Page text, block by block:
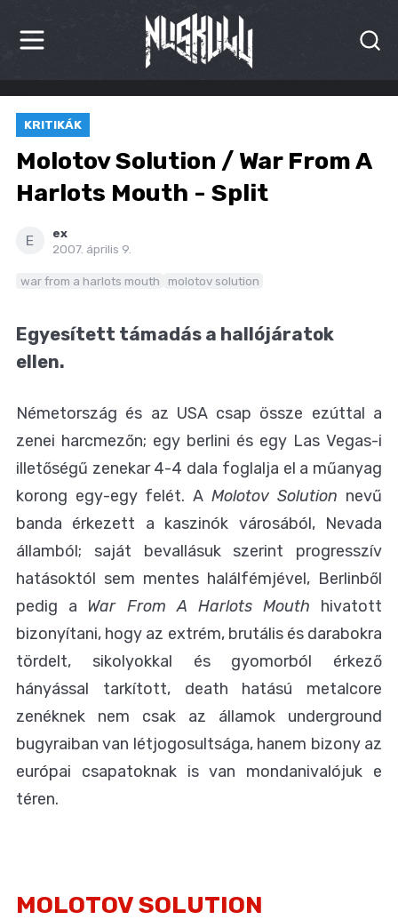
HÍREK
KRITIKÁK
BESZÁMOLÓK
MÁSVILÁG
KRITIKÁK
Molotov Solution / War From A
Harlots Mouth - Split
E
ex
2007. április 9.
war from a harlots mouth molotov solution
Egyesített támadás a hallójáratok
ellen.
Németország és az USA csap össze ezúttal a
zenei harcmezőn; egy berlini és egy Las Vegas-i
illetőségű zenekar 4-4 dala foglalja el a műanyag
korong egy-egy felét. A Molotov Solution nevű
banda érkezett a kaszinók városából, Nevada
államból; saját bevallásuk szerint progresszív
hatásoktól sem mentes halálfémjével, Berlinből
pedig a War From A Harlots Mouth hivatott
bizonyítani, hogy az extrém, brutális és darabokra
tördelt, sikolyokkal és gyomorból érkező
hányással tarkított, death hatású metalcore
zenéknek nem csak az államok underground
bugyraiban van létjogosultsága, hanem bizony az
európai csapatoknak is van mondanivalójuk e
téren.
MOLOTOV SOLUTION